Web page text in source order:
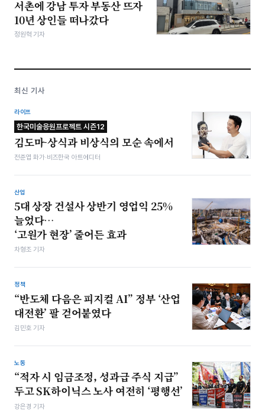
서촌에 강남 투자 부동산 뜨자
10년 상인들 떠나갔다
정원혁 기자
최신 기사
라이프
한국미술응원프로젝트 시즌12
김도마-상식과 비상식의 모순 속에서
전준엽 화가·비즈한국 아트에디터
산업
5대 상장 건설사 상반기 영업익 25%
늘었다…
‘고원가 현장’ 줄어든 효과
차형조 기자
정책
“반도체 다음은 피지컬 AI” 정부 ‘산업
대전환’ 팔 걷어붙였다
김민호 기자
노동
“적자 시 임금조정, 성과급 주식 지급”
두고 SK하이닉스 노사 여전히 ‘평행선’
강은경 기자